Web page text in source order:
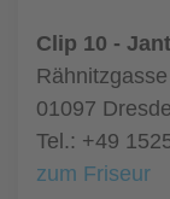
Clip 10 -
01097
Tel.: +49
zum Friseur